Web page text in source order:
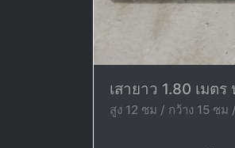
เสายาว 1.80 เมต
สูง 12 ซม / กว้าง 15 ซม